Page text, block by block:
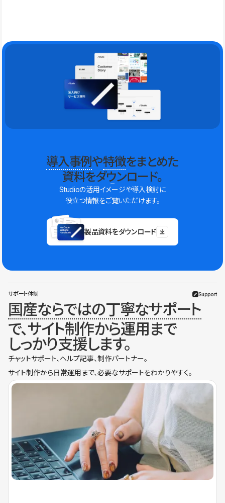
導入事例や特徴をまとめた
資料をダウンロード。
Studioの活用イメージや導入検討に
役立つ情報をご覧いただけます。
製品資料をダウンロード
サポート体制 Support
国産ならではの丁寧なサポート
で、サイト制作から運用まで
しっかり支援します。
チャットサポート、ヘルプ記事、制作パートナー。
サイト制作から日常運用まで、必要なサポートをわかりやすく。